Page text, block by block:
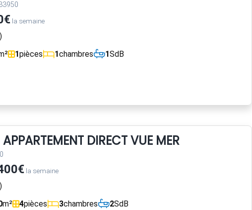
la semaine
1pièces 1chambres 1SdB
DIRECT VUE MER
la semaine
m² 4pièces 3chambres 2SdB